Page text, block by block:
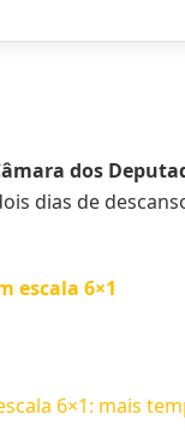
dos
dias de
escala 6×1
6×1: mais